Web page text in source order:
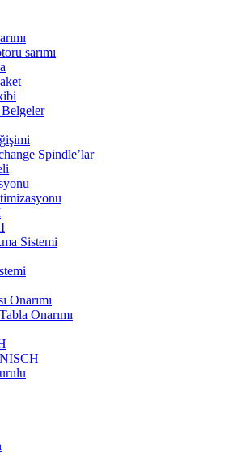
sarımı
Spindle’lar
Sistemi
Onarımı
Onarımı